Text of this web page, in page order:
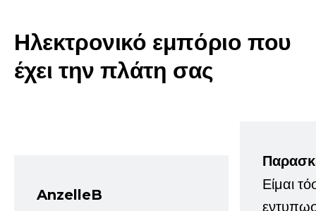
Ηλεκτρονικό εμπόριο που
έχει την πλάτη σας
AnzelleB
Είμαι